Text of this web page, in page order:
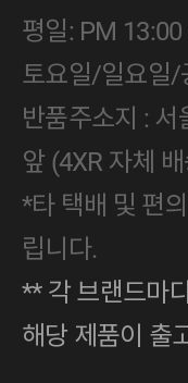
평일: PM
토요일/일요일/
반품주소지 :
앞 (4XR 자체
*타 택배 및 편
립니다.
** 각 브랜드마
해당 제품이 출